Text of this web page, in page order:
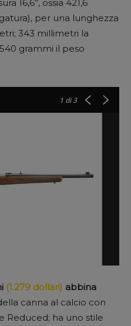
16,6”, ossia 421,6
per una lunghezza
343 millimetri la
grammi il peso
1 di 3
(1.279 dollari) abbina
canna al calcio con
Reduced; ha uno stile